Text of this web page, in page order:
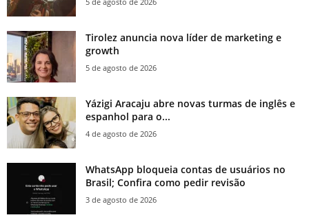
Tirolez anuncia nova líder de marketing e
growth
5 de agosto de 2026
Yázigi Aracaju abre novas turmas de inglês e
espanhol para o...
4 de agosto de 2026
WhatsApp bloqueia contas de usuários no
Brasil; Confira como pedir revisão
3 de agosto de 2026